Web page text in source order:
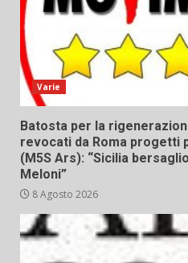
Varie
Batosta per la
revocati da Roma progetti
(M5S Ars): “Sicilia
Meloni”
8 Agosto 2026